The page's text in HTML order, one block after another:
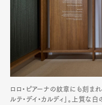
ロロ・ピアーナの紋章にも刻まれ
ルテ・デイ・カルディ」。上質な